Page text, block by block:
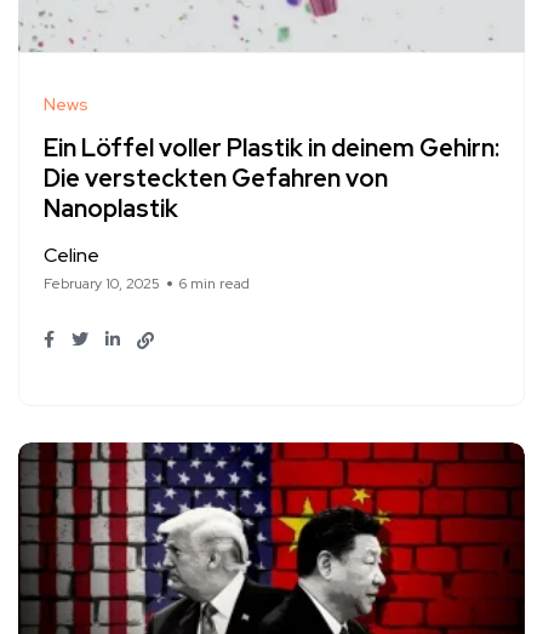
News
Ein Löffel voller Plastik in deinem Gehirn:
Die versteckten Gefahren von
Nanoplastik
Celine
February 10, 2025 6 min read